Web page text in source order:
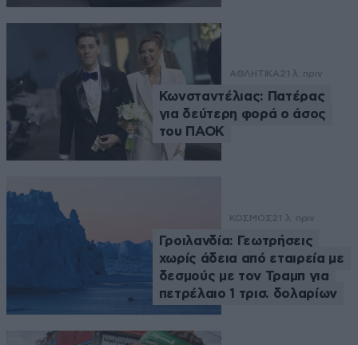
ΑΘΛΗΤΙΚΑ 21 λ. πριν
Κωνσταντέλιας: Πατέρας
για δεύτερη φορά ο άσος
του ΠΑΟΚ
ΚΟΣΜΟΣ21 λ. πριν
Γροιλανδία: Γεωτρήσεις
χωρίς άδεια από εταιρεία με
δεσμούς με τον Τραμπ για
πετρέλαιο 1 τρισ. δολαρίων